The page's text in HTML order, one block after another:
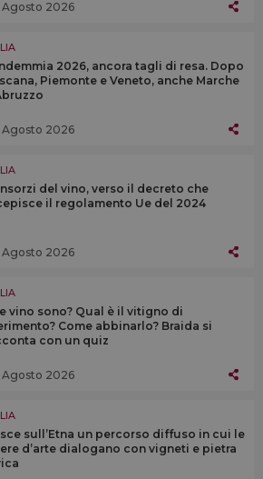
Agosto 2026
2026, ancora tagli di resa. Dopo
Piemonte e Veneto, anche Marche
Agosto 2026
del vino, verso il decreto che
il regolamento Ue del 2024
Agosto 2026
vino sono? Qual è il vitigno di
Come abbinarlo? Braida si
con un quiz
Agosto 2026
sull’Etna un percorso diffuso in cui le
d’arte dialogano con vigneti e pietra